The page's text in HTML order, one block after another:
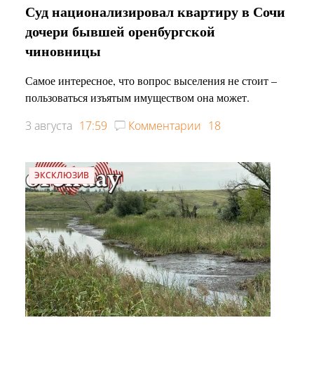
Суд национализировал квартиру в Сочи
дочери бывшей оренбургской
чиновницы
Самое интересное, что вопрос выселения не стоит –
пользоваться изъятым имуществом она может.
3 августа 17:59 Комментарии 18
ЭКСКЛЮЗИВ